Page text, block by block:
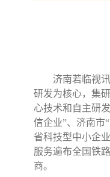
济南若临视
研发为核心，集
心技术和自主研
信企业”、济南市
省科技型中小企
服务遍布全国铁路
商。